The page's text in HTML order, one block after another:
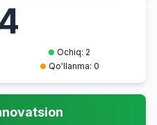
Ochiq: 2
Qo'llanma: 0